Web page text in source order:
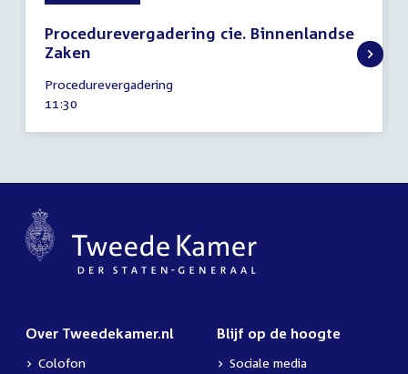
Procedurevergadering cie. Binnenlandse
Zaken
februari
2014
Procedurevergadering
Tijd
11:30
Over Tweedekamer.nl
Colofon
Blijf op de hoogte
Sociale media